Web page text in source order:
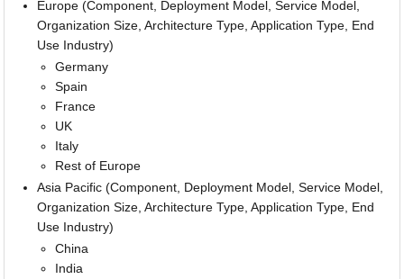
Europe (Component, Deployment Model, Service Model,
Organization Size, Architecture Type, Application Type, End
Use Industry)
Germany
Spain
France
UK
Italy
Rest of Europe
Asia Pacific (Component, Deployment Model, Service Model,
Organization Size, Architecture Type, Application Type, End
Use Industry)
China
India